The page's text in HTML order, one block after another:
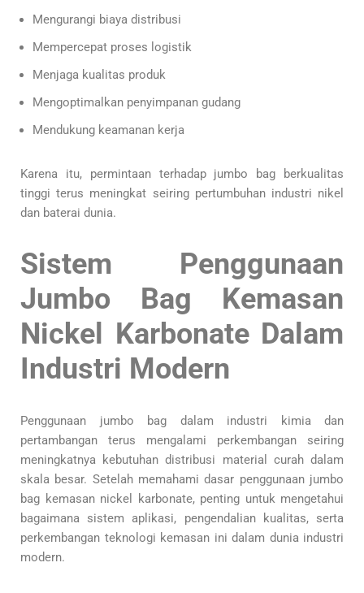
Mengurangi biaya distribusi
Mempercepat proses logistik
Menjaga kualitas produk
Mengoptimalkan penyimpanan gudang
Mendukung keamanan kerja
Karena itu, permintaan terhadap jumbo bag berkualitas
tinggi terus meningkat seiring pertumbuhan industri nikel
dan baterai dunia.
Sistem Penggunaan
Jumbo Bag Kemasan
Nickel Karbonate Dalam
Industri Modern
Penggunaan jumbo bag dalam industri kimia dan
pertambangan terus mengalami perkembangan seiring
meningkatnya kebutuhan distribusi material curah dalam
skala besar. Setelah memahami dasar penggunaan jumbo
bag kemasan nickel karbonate, penting untuk mengetahui
bagaimana sistem aplikasi, pengendalian kualitas, serta
perkembangan teknologi kemasan ini dalam dunia industri
modern.